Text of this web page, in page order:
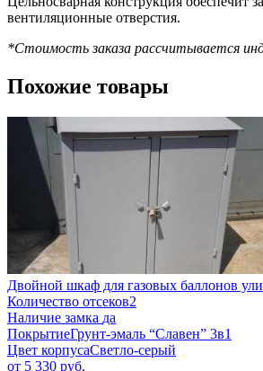
вентиляционные отверстия.
*Стоимость заказа рассчитывается
Похожие товары
Двойной шкаф для газовых баллонов
Количество отсеков2
Наличие замка да
ПокрытиеГрунт-эмаль “Славен” 3в1
Цвет корпусаСветло-серый
от 5 330 руб.